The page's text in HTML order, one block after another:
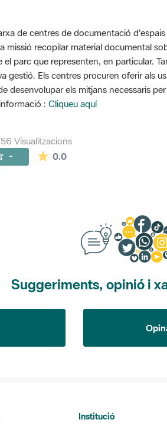
de centres de documentació
missió recopilar material documental
el parc que representen, en particular.
gestió. Els centres procuren oferir als
desenvolupar els mitjans necessaris
: Cliqueu aquí
Visualitzacions
- 0.0La mitjana de les
Suggeriments, opinió i
Institució